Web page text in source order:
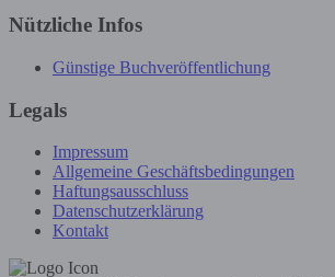
Nützliche Infos
Günstige Buchveröffentlichung
Legals
Impressum
Allgemeine Geschäftsbedingungen
Haftungsausschluss
Datenschutzerklärung
Kontakt